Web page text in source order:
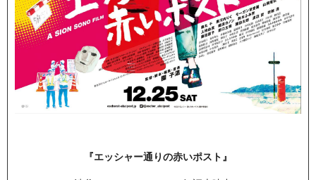
『エッシャー通りの赤いポスト』